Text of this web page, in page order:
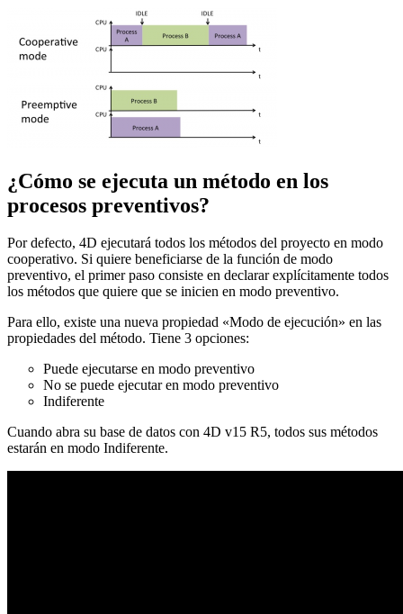
¿Cómo se ejecuta un método en los
procesos preventivos?
Por defecto, 4D ejecutará todos los métodos del proyecto en modo
cooperativo. Si quiere beneficiarse de la función de modo
preventivo, el primer paso consiste en declarar explícitamente todos
los métodos que quiere que se inicien en modo preventivo.
Para ello, existe una nueva propiedad «Modo de ejecución» en las
propiedades del método. Tiene 3 opciones:
Puede ejecutarse en modo preventivo
No se puede ejecutar en modo preventivo
Indiferente
Cuando abra su base de datos con 4D v15 R5, todos sus métodos
estarán en modo Indiferente.